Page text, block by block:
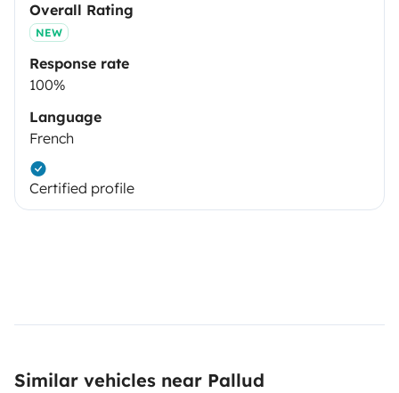
Overall Rating
NEW
Response rate
100%
Language
French
Certified profile
Similar vehicles near Pallud